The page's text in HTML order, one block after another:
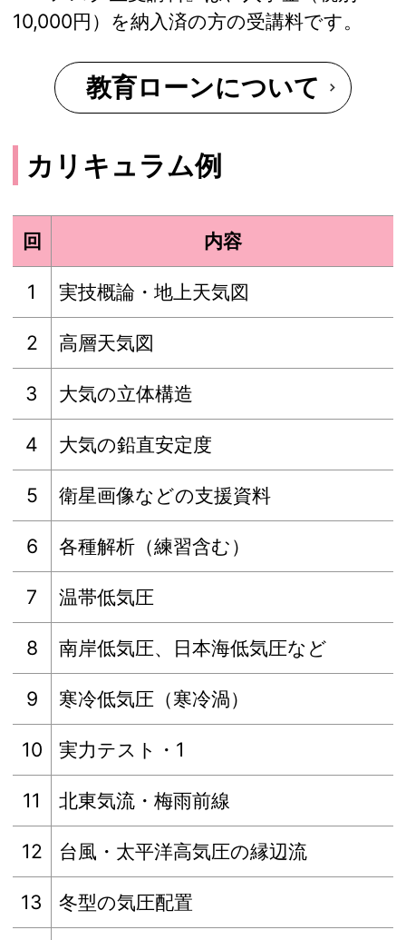
10,000円）を納入済の方の受講料です。
教育ローンについて
カリキュラム例
回 内容
1 実技概論・地上天気図
2 高層天気図
3 大気の立体構造
4 大気の鉛直安定度
5 衛星画像などの支援資料
6 各種解析（練習含む）
7 温帯低気圧
8 南岸低気圧、日本海低気圧など
9 寒冷低気圧（寒冷渦）
10 実力テスト・1
11 北東気流・梅雨前線
12 台風・太平洋高気圧の縁辺流
13 冬型の気圧配置